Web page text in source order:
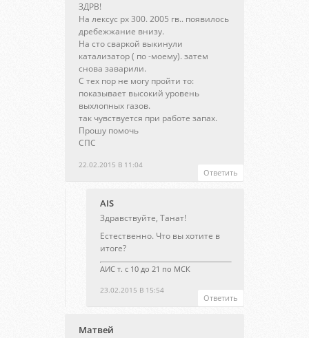
22.02.2015 В 11:04
ЗДРВ!
На лексус рх 300. 2005 гв.. появилось
дребежжание внизу.
На сто сваркой выкинули
катализатор ( по -моему). затем
снова заварили.
С тех пор не могу пройти то:
показывает высокий уровень
выхлопных газов.
так чувствуется при работе запах.
Прошу помочь
СПС
Ответить
AIS
23.02.2015 В 15:54
Здравствуйте, Танат!
Естественно. Что вы хотите в
итоге?
АИС т. с 10 до 21 по МСК
Ответить
Матвей